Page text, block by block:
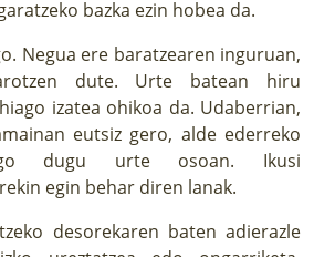
bazka ezin hobea da.
Negua ere baratzearen inguruan,
dute. Urte batean hiru
izatea ohikoa da. Udaberrian,
eutsiz gero, alde ederreko
dugu urte osoan. Ikusi
egin behar diren lanak.
desorekaren baten adierazle